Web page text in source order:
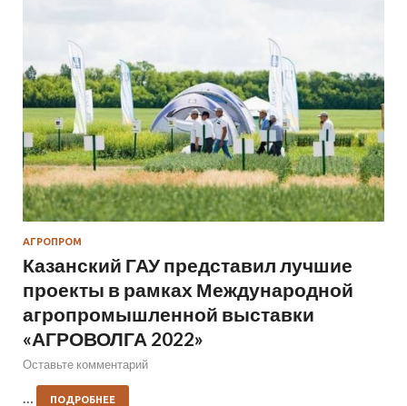
АГРОПРОМ
Казанский ГАУ представил лучшие
проекты в рамках Международной
агропромышленной выставки
«АГРОВОЛГА 2022»
Оставьте комментарий
ПОДРОБНЕЕ